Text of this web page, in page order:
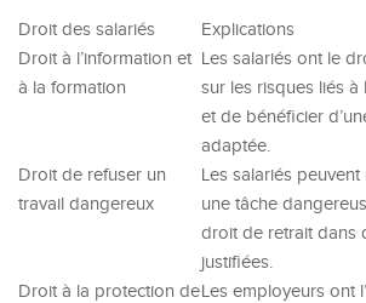
Droit des salariés
Explications
Droit à l’information et
à la formation
Les salariés ont le
sur les risques liés
et de bénéficier
adaptée.
Droit de refuser un
travail dangereux
Les salariés peuvent
une tâche
droit de retrait dans
justifiées.
Droit à la protection deLes employeurs ont